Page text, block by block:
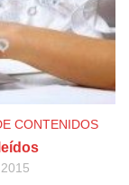
CONTENIDOS